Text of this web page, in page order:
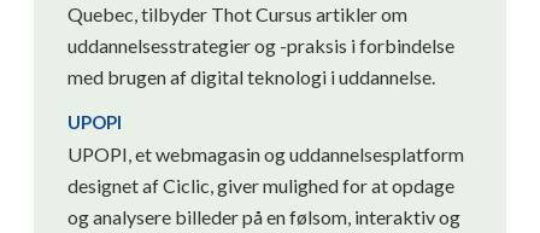
Quebec, tilbyder Thot Cursus artikler om
uddannelsesstrategier og -praksis i forbindelse
med brugen af ​​digital teknologi i uddannelse.
UPOPI
UPOPI, et webmagasin og uddannelsesplatform
designet af Ciclic, giver mulighed for at opdage
og analysere billeder på en følsom, interaktiv og